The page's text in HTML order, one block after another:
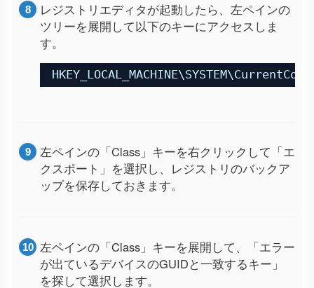
レジストリエディタが起動したら、左ペインの
ツリーを展開して以下のキーにアクセスしま
す。
左ペインの「Class」キーを右クリックして「エ
クスポート」を選択し、レジストリのバックア
ップを保存しておきます。
左ペインの「Class」キーを展開して、「エラー
が出ているデバイスのGUIDと一致するキー」
を探して選択します。